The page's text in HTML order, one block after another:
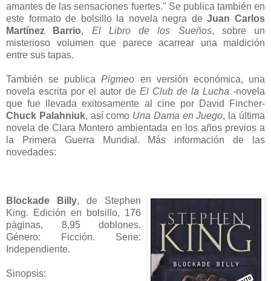
amantes de las sensaciones fuertes." Se publica también en
este formato de bolsillo la novela negra deJuan Carlos
Martínez Barrio, El Libro de los Sueños, sobre un
misterioso volumen que parece acarrear una maldición
entre sus tapas.
También se publicaPigmeo en versión económica, una
novela escrita por el autor de El Club de la Lucha -novela
que fue llevada exitosamente al cine por David Fincher-
Chuck Palahniuk, así como Una Dama en Juego, la última
novela de Clara Montero ambientada en los años previos a
la Primera Guerra Mundial.
Más información de las
novedades:
Blockade Billy, de Stephen
King. Edición en bolsillo, 176
páginas, 8,95 doblones.
Género: Ficción. Serie:
Independiente.
Sinopsis: